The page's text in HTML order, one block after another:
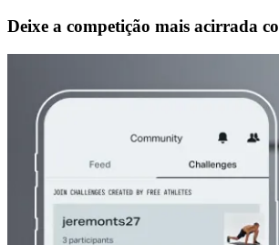
Deixe a competição mais acirrada